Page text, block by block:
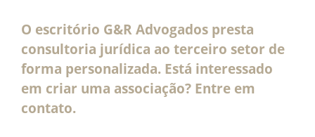
O escritório G&R Advogados presta
consultoria jurídica ao terceiro setor de
forma personalizada. Está interessado
em criar uma associação? Entre em
contato.